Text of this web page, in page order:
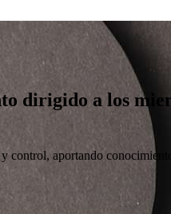
dirigido a los
control, aportando